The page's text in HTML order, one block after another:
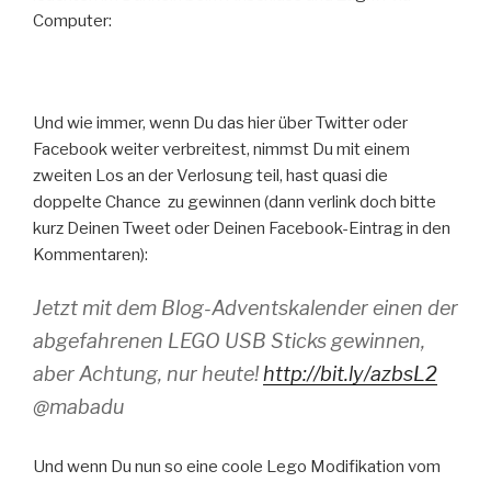
Computer:
Und wie immer, wenn Du das hier über Twitter oder
Facebook weiter verbreitest, nimmst Du mit einem
zweiten Los an der Verlosung teil, hast quasi die
doppelte Chance zu gewinnen (dann verlink doch bitte
kurz Deinen Tweet oder Deinen Facebook-Eintrag in den
Kommentaren):
Jetzt mit dem Blog-Adventskalender einen der
abgefahrenen LEGO USB Sticks gewinnen,
aber Achtung, nur heute!http://bit.ly/azbsL2
@mabadu
Und wenn Du nun so eine coole Lego Modifikation vom